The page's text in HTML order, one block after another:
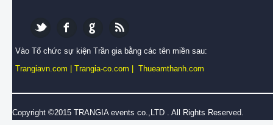
Vào Tổ chức sự kiện Trần gia bằng các tên miền sau:
Trangiavn.com
Trangia-co.com Thueamthanh.com
Copyright ©2015 TRANGIA events co.,LTD . All Rights Reserved.